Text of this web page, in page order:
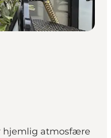
hjemlig atmosfære